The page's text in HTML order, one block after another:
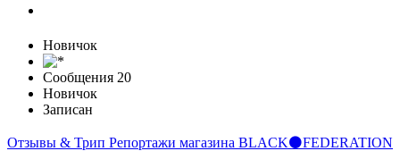
Новичок
Сообщения 20
Новичок
Записан
Отзывы & Трип Репортажи магазина BLACK⚫️FEDERATION